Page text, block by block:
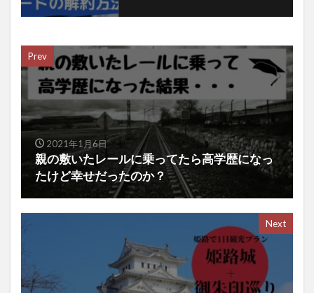
Prev
2021年1月6日
親の敷いたレールに乗ってたら高学歴になっ
たけど幸せだったのか？
Next